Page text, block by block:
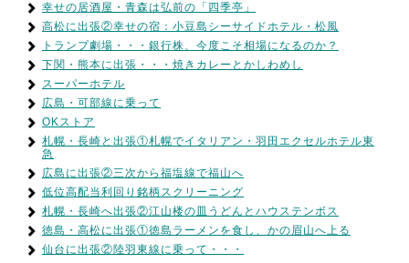
幸せの居酒屋・青森は弘前の「四季亭」
高松に出張②幸せの宿：小豆島シーサイドホテル・松風
トランプ劇場・・・銀行株、今度こそ相場になるのか？
下関・熊本に出張・・・焼きカレーとかしわめし
スーパーホテル
広島・可部線に乗って
OKストア
札幌・長崎と出張①札幌でイタリアン・羽田エクセルホテル東
急
広島に出張②三次から福塩線で福山へ
低位高配当利回り銘柄スクリーニング
札幌・長崎へ出張②江山楼の皿うどんとハウステンボス
徳島・高松に出張①徳島ラーメンを食し、かの眉山へ上る
仙台に出張②陸羽東線に乗って・・・